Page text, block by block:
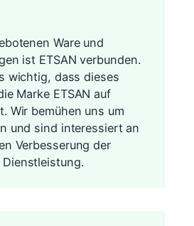
Ware und
ist ETSAN verbunden.
wichtig, dass dieses
Marke ETSAN auf
Wir bemühen uns um
und sind interessiert an
Verbesserung der